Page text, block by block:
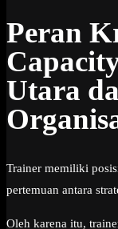
Peran
Utara
Trainer memiliki
pertemuan antara
Oleh karena itu,